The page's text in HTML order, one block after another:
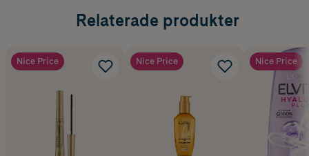
Relaterade produkter
Nice Price Nice Price Nice Price